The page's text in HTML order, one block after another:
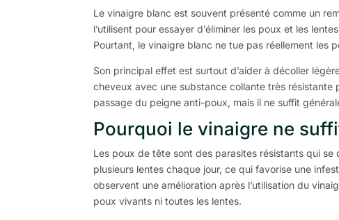
Le vinaigre blanc est souvent présenté comme un
l’utilisent pour essayer d’éliminer les poux et les
Pourtant, le vinaigre blanc ne tue pas réellement les
Son principal effet est surtout d’aider à décoller
cheveux avec une substance collante très
passage du peigne anti-poux, mais il ne suffit
Pourquoi le vinaigre ne
Les poux de tête sont des parasites résistants qui
plusieurs lentes chaque jour, ce qui favorise une
observent une amélioration après l’utilisation du
poux vivants ni toutes les lentes.